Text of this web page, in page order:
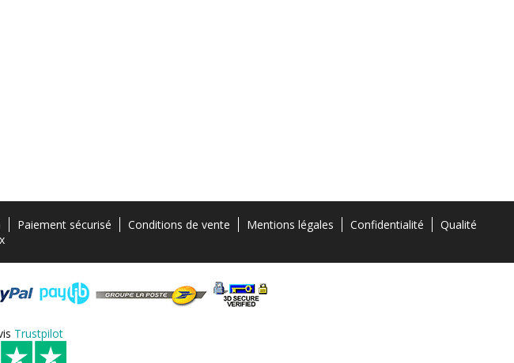
Paiement sécurisé Conditions de vente Mentions légales Confidentialité
Qualité
Trustpilot